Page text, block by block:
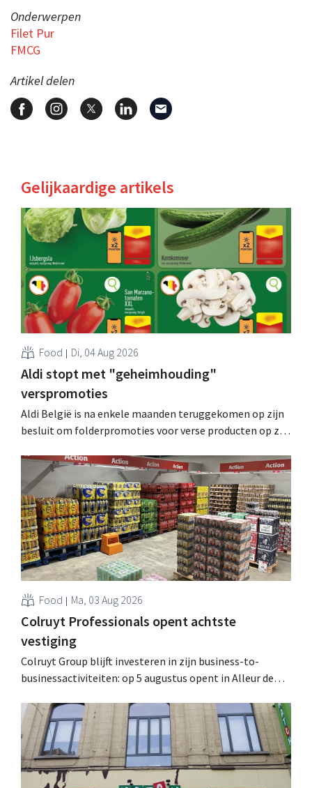
Onderwerpen
Filet Pur
FMCG
Artikel delen
Gelijkaardige artikels
Food Di, 04 Aug 2026
Aldi stopt met "geheimhouding"
verspromoties
Aldi België is na enkele maanden teruggekomen op zijn
besluit om folderpromoties voor verse producten op zijn
werking treden: "Onze klanten willen goed
geïnformeerd worden." .
Food Ma, 03 Aug 2026
Colruyt Professionals opent achtste
vestiging
Colruyt Group blijft investeren in zijn business-to-
businessactiviteiten: op 5 augustus opent in Alleur de
winkelformule die zich uitsluitend richt op professionele
klanten. .